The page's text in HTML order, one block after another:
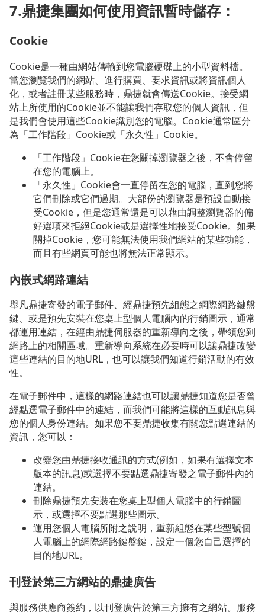
7.鼎捷集團如何使用資訊暫時儲存：
Cookie
Cookie是一種由網站傳輸到您電腦硬碟上的小型資料檔。
當您瀏覽我們的網站、進行購買、要求資訊或將資訊個人
化，或者註冊某些服務時，鼎捷就會傳送Cookie。接受網
站上所使用的Cookie並不能讓我們存取您的個人資訊，但
是我們會使用這些Cookie識別您的電腦。Cookie通常區分
為「工作階段」Cookie或「永久性」Cookie。
「工作階段」Cookie在您關掉瀏覽器之後，不會停留
在您的電腦上。
「永久性」Cookie會一直停留在您的電腦，直到您將
它們刪除或它們過期。大部份的瀏覽器是預設自動接
受Cookie，但是您通常還是可以藉由調整瀏覽器的偏
好選項來拒絕Cookie或是選擇性地接受Cookie。如果
關掉Cookie，您可能無法使用我們網站的某些功能，
而且有些網頁可能也將無法正常顯示。
內嵌式網路連結
舉凡鼎捷寄發的電子郵件、經鼎捷預先組態之網際網路鍵盤
鍵、或是預先安裝在您桌上型個人電腦內的行銷圖示，通常
都運用連結，在經由鼎捷伺服器的重新導向之後，帶領您到
網路上的相關區域。重新導向系統在必要時可以讓鼎捷改變
這些連結的目的地URL，也可以讓我們知道行銷活動的有效
性。
在電子郵件中，這樣的網路連結也可以讓鼎捷知道您是否曾
經點選電子郵件中的連結，而我們可能將這樣的互動訊息與
您的個人身份連結。如果您不要鼎捷收集有關您點選連結的
資訊，您可以：
改變您由鼎捷接收通訊的方式(例如，如果有選擇文本
版本的訊息)或選擇不要點選鼎捷寄發之電子郵件內的
連結。
刪除鼎捷預先安裝在您桌上型個人電腦中的行銷圖
示，或選擇不要點選那些圖示。
運用您個人電腦所附之說明，重新組態在某些型號個
人電腦上的網際網路鍵盤鍵，設定一個您自己選擇的
目的地URL。
刊登於第三方網站的鼎捷廣告
與服務供應商簽約，以刊登廣告於第三方擁有之網站。服務